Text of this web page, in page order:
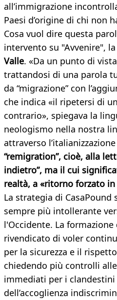
all’immigrazione
Paesi d’origine di chi non
Cosa vuol dire questa
intervento su "Avvenire", la
Valle. ​​«Da un punto di
trattandosi di una parola
da “migrazione” con
che indica «il ripetersi di
contrario», spiegava la
neologismo nella nostra
attraverso
“remigration”, cioè, alla
indietro”, ma il cui
realtà, a «ritorno forzato
La strategia di
sempre più intollerante
l'Occidente. La
rivendicato di voler
per la sicurezza e il
chiedendo più controlli
immediati per i
dell’accoglienza